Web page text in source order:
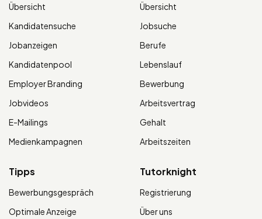
Übersicht
Kandidatensuche
Jobanzeigen
Kandidatenpool
Employer Branding
Jobvideos
E-Mailings
Medienkampagnen
Übersicht
Jobsuche
Berufe
Lebenslauf
Bewerbung
Arbeitsvertrag
Gehalt
Arbeitszeiten
Tipps
Bewerbungsgespräch
Optimale Anzeige
Tutorknight
Registrierung
Über uns